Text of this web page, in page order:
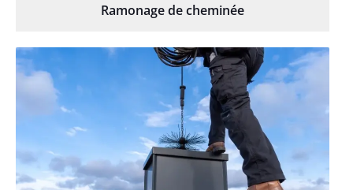
Ramonage de cheminée